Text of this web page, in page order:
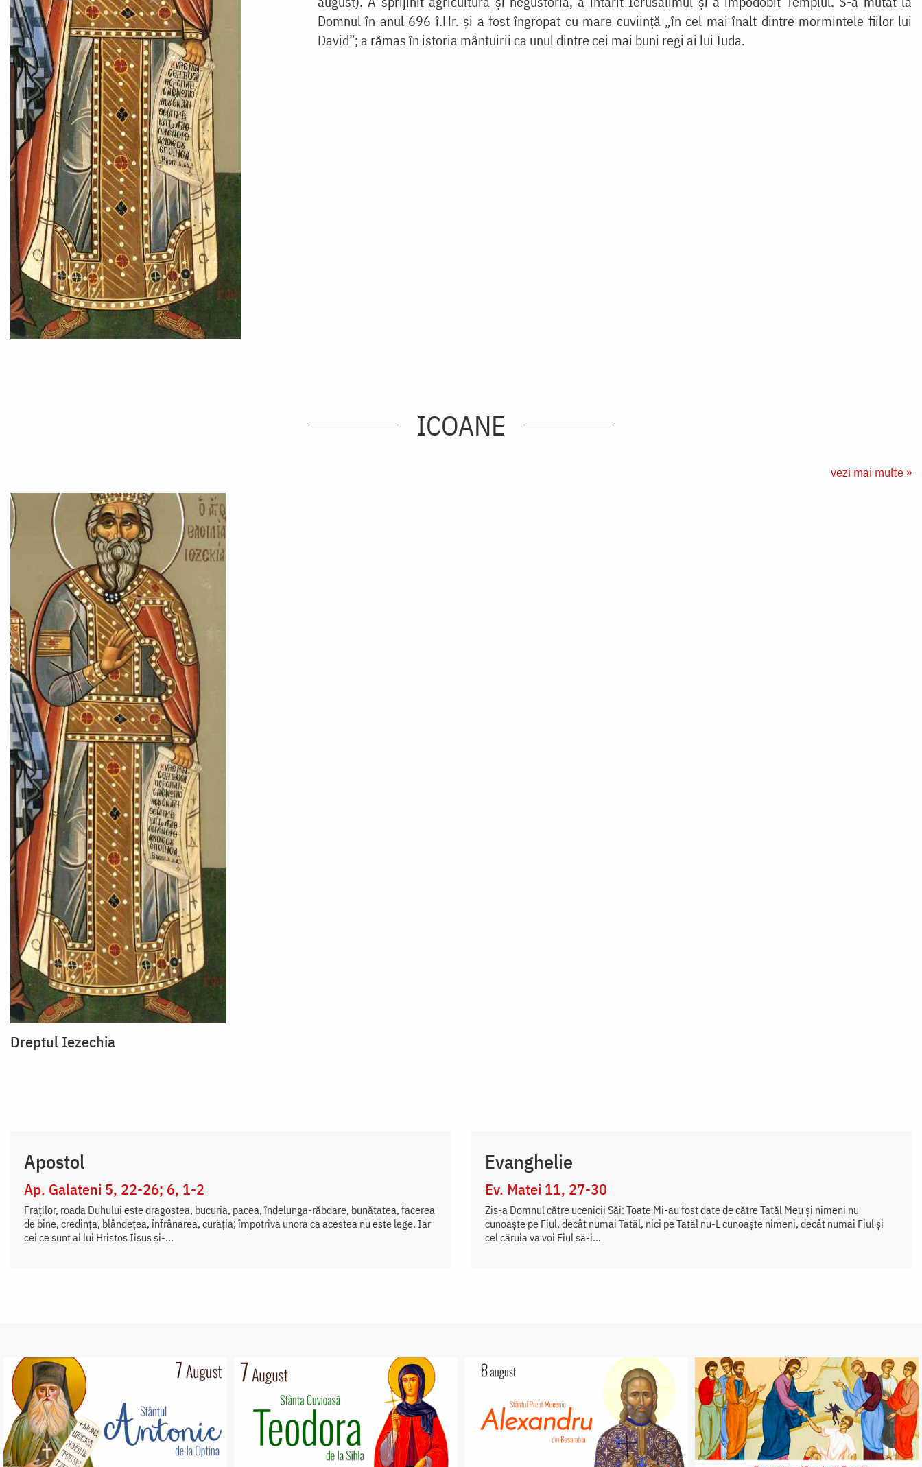
Domnul în anul 696 î.Hr. și a fost îngropat cu mare cuviință „în cel mai înalt dintre mormintele fiilor lui
David”; a rămas în istoria mântuirii ca unul dintre cei mai buni regi ai lui Iuda.
ICOANE
vezi mai multe »
Dreptul Iezechia
Apostol
Ap. Galateni 5, 22-26; 6, 1-2
Fraților, roada Duhului este dragostea, bucuria, pacea, îndelunga-răbdare, bunătatea, facerea
de bine, credința, blândețea, înfrânarea, curăția; împotriva unora ca acestea nu este lege. Iar
cei ce sunt ai lui Hristos Iisus și-...
Evanghelie
Ev. Matei 11, 27-30
Zis-a Domnul către ucenicii Săi: Toate Mi-au fost date de către Tatăl Meu și nimeni nu
cunoaște pe Fiul, decât numai Tatăl, nici pe Tatăl nu-L cunoaște nimeni, decât numai Fiul și
cel căruia va voi Fiul să-i...